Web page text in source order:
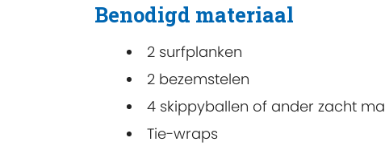
Benodigd materiaal
2 surfplanken
2 bezemstelen
4 skippyballen of ander zacht
Tie-wraps